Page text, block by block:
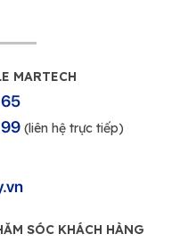
MARTECH
(liên hệ trực tiếp)
SÓC KHÁCH HÀNG